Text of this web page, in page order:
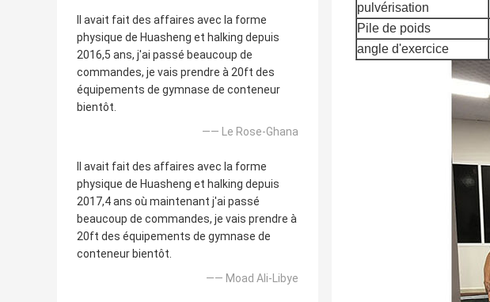
Il avait fait des affaires avec la forme
physique de Huasheng et halking depuis
2016,5 ans, j'ai passé beaucoup de
commandes, je vais prendre à 20ft des
équipements de gymnase de conteneur
bientôt.
—— Le Rose-Ghana
Il avait fait des affaires avec la forme
physique de Huasheng et halking depuis
2017,4 ans où maintenant j'ai passé
beaucoup de commandes, je vais prendre à
20ft des équipements de gymnase de
conteneur bientôt.
—— Moad Ali-Libye
pulvérisation
Pile de poids
angle d'exercice